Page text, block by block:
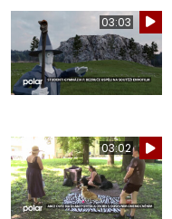
03:03
03:02